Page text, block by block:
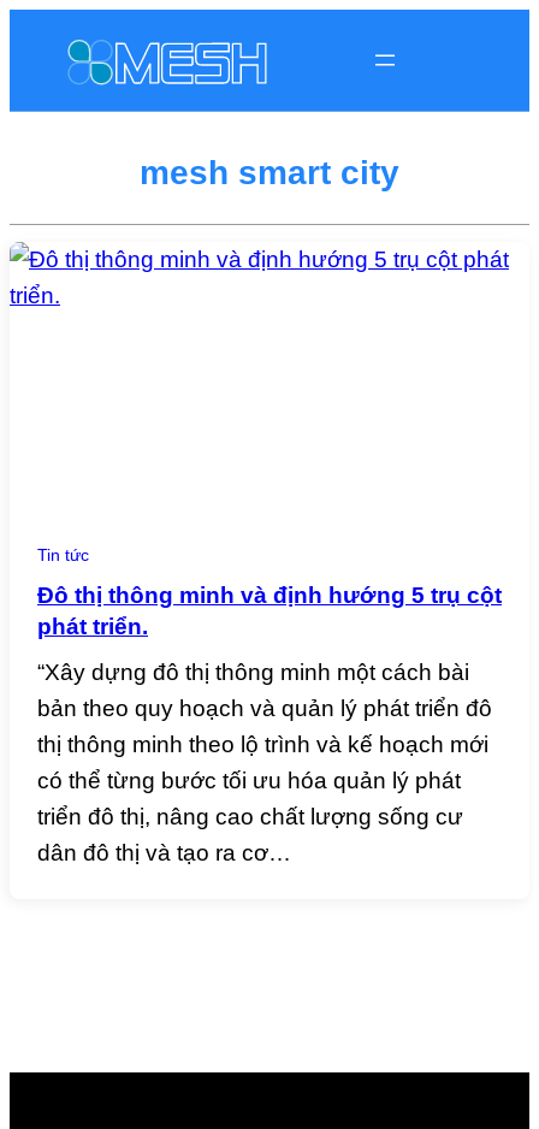
mesh smart city
Tin tức
Đô thị thông minh và định hướng 5 trụ cột
phát triển.
“Xây dựng đô thị thông minh một cách bài
bản theo quy hoạch và quản lý phát triển đô
thị thông minh theo lộ trình và kế hoạch mới
có thể từng bước tối ưu hóa quản lý phát
triển đô thị, nâng cao chất lượng sống cư
dân đô thị và tạo ra cơ…